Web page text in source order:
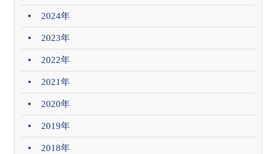
2024年
2023年
2022年
2021年
2020年
2019年
2018年